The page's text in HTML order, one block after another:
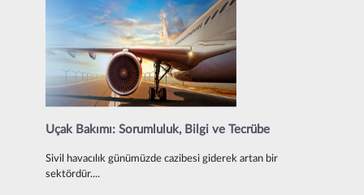
Uçak Bakımı: Sorumluluk, Bilgi ve Tecrübe
Sivil havacılık günümüzde cazibesi giderek artan bir
sektördür....